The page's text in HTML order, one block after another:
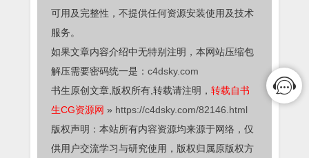
可用及完整性，不提供任何资源安装使用及技术
服务。
如果文章内容介绍中无特别注明，本网站压缩包
解压需要密码统一是： c4dsky.com
书生原创文章,版权所有,转载请注明， 转载自书
生CG资源网 » https://c4dsky.com/82146.html
版权声明：本站所有内容资源均来源于网络，仅
供用户交流学习与研究使用，版权归属原版权方